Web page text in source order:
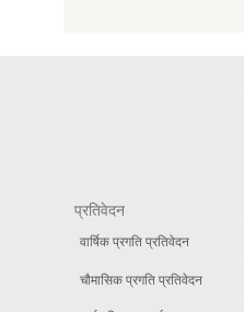
प्रतिवेदन
वार्षिक प्रगति प्रतिवेदन
चौमासिक प्रगति प्रतिवेदन